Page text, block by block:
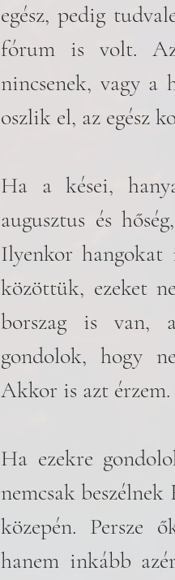
egész, pedig
fórum is volt. Az
nincsenek, vagy
oszlik el, az egész
Ha a kései,
augusztus és
Ilyenkor hangokat
közöttük, ezeket
borszag is van,
gondolok, hogy
Akkor is azt érzem.
Ha ezekre
nemcsak
közepén. Persze
hanem inkább